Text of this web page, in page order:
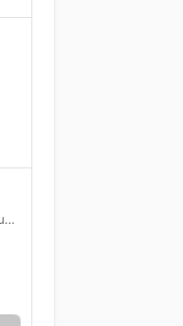
Finanz- und Gebäudeausschuß